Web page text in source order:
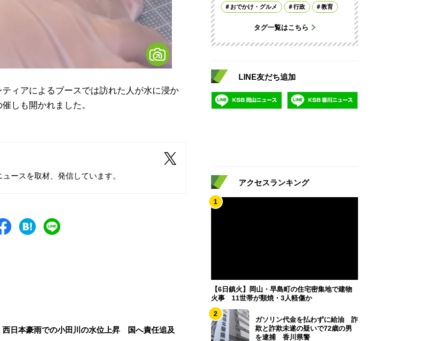
ィアによるブースでは訪れた人が水に浸か
しも開かれました。
ースを取材、発信しています。
日本豪雨での小田川の水位上昇 国へ責任追及
おでかけ・グルメ 行政 教育
タグ一覧はこちら
LINE友だち追加
アクセスランキング
1
【6日鎮火】岡山・早島町の住宅密集地で建物
火事 11世帯が類焼・3人軽傷か
2
ガソリン代金を払わずに給油 詐
欺と詐欺未遂の疑いで72歳の男
を逮捕 香川県警